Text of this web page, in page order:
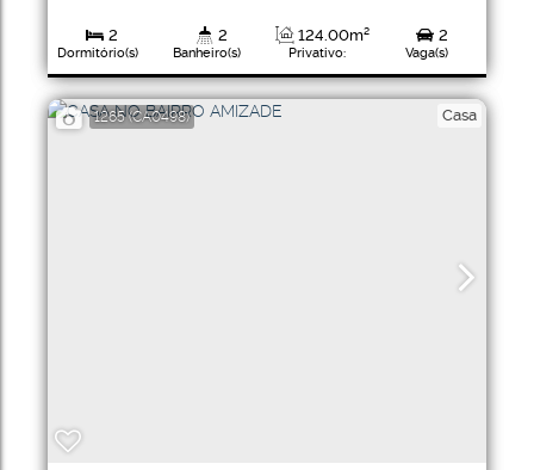
2
Dormitório(s)
2
Banheiro(s) Privativo:
124 .00m²
1
2
Vaga(s)
550.50m²
1265 (CA0498) Casa